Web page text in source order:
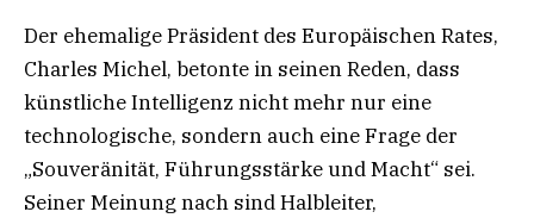
Der ehemalige Präsident des Europäischen Rates,
Charles Michel, betonte in seinen Reden, dass
künstliche Intelligenz nicht mehr nur eine
technologische, sondern auch eine Frage der
„Souveränität, Führungsstärke und Macht“ sei.
Seiner Meinung nach sind Halbleiter,